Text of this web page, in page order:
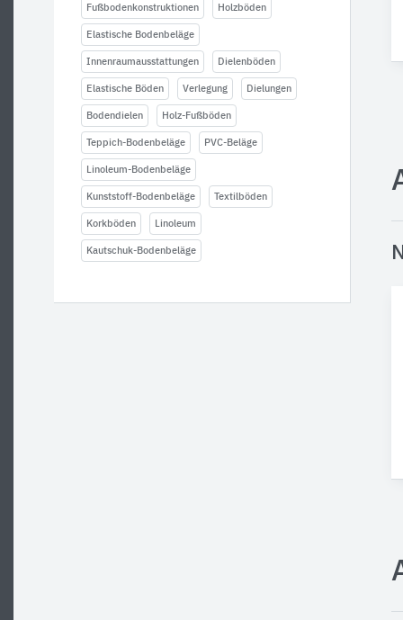
Fußbodenkonstruktionen Holzböden
Elastische Bodenbeläge
Innenraumausstattungen Dielenböden
Elastische Böden Verlegung Dielungen
Bodendielen Holz-Fußböden
Teppich-Bodenbeläge PVC-Beläge
Linoleum-Bodenbeläge
Kunststoff-Bodenbeläge Textilböden
Korkböden Linoleum
Kautschuk-Bodenbeläge